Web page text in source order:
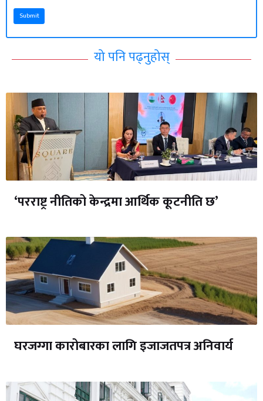
Submit
यो पनि पढ्नुहोस्
‘परराष्ट्र नीतिको केन्द्रमा आर्थिक कूटनीति छ’
घरजग्गा कारोबारका लागि इजाजतपत्र अनिवार्य